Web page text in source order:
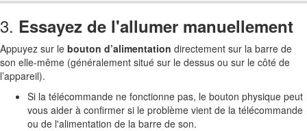
3. Essayez de l'allumer manuellement
Appuyez sur le bouton d’alimentation directement sur la barre de
son elle-même (généralement situé sur le dessus ou sur le côté de
l’appareil).
Si la télécommande ne fonctionne pas, le bouton physique peut
vous aider à confirmer si le problème vient de la télécommande
ou de l'alimentation de la barre de son.